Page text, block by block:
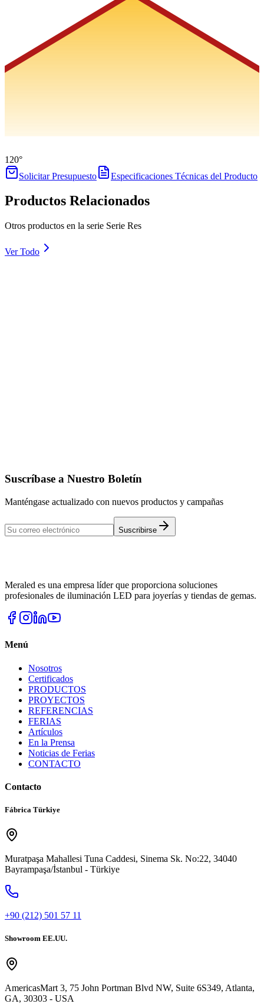
120°
Solicitar Presupuesto
Especificaciones Técnicas del Producto
Productos Relacionados
Otros productos en la serie Serie Res
Ver Todo
Suscríbase a Nuestro Boletín
Manténgase actualizado con nuevos productos y campañas
Suscribirse
Meraled es una empresa líder que proporciona soluciones
profesionales de iluminación LED para joyerías y tiendas de gemas.
Menú
Nosotros
Certificados
PRODUCTOS
PROYECTOS
REFERENCIAS
FERIAS
Artículos
En la Prensa
Noticias de Ferias
CONTACTO
Contacto
Fábrica Türkiye
Muratpaşa Mahallesi Tuna Caddesi, Sinema Sk. No:22, 34040
Bayrampaşa/İstanbul - Türkiye
+90 (212) 501 57 11
Showroom EE.UU.
AmericasMart 3, 75 John Portman Blvd NW, Suite 6S349, Atlanta,
GA, 30303 - USA